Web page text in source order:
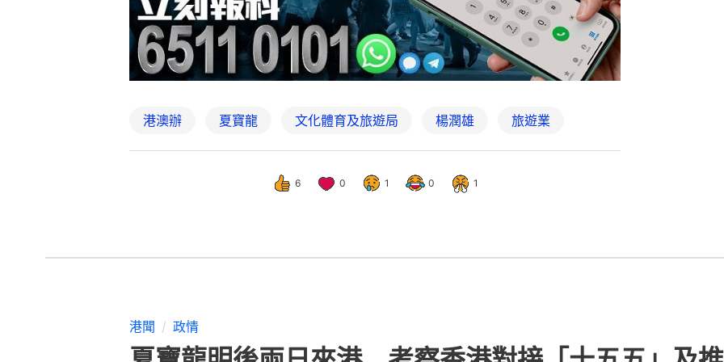
港澳辦 夏寶龍 文化體育及旅遊局 楊潤雄 旅遊業
6 0 1 0 1
港聞 政情